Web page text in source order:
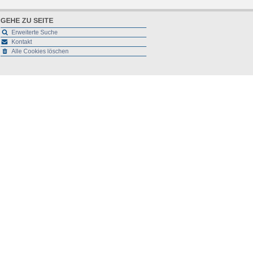
GEHE ZU SEITE
Erweiterte Suche
Kontakt
Alle Cookies löschen